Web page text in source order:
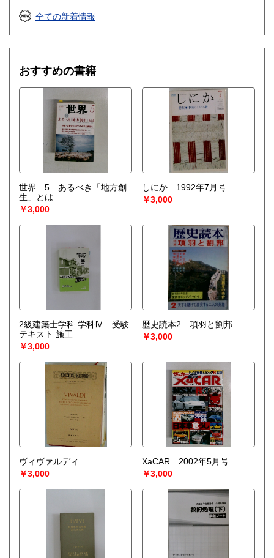
全ての新着情報
おすすめの書籍
世界 5 あるべき「地方創
生」とは
￥3,000
しにか 1992年7月号
￥3,000
2級建築士学科 学科Ⅳ 受験
テキスト 施工
￥3,000
歴史読本2 項羽と劉邦
￥3,000
ヴィヴァルディ
￥3,000
XaCAR 2002年5月号
￥3,000